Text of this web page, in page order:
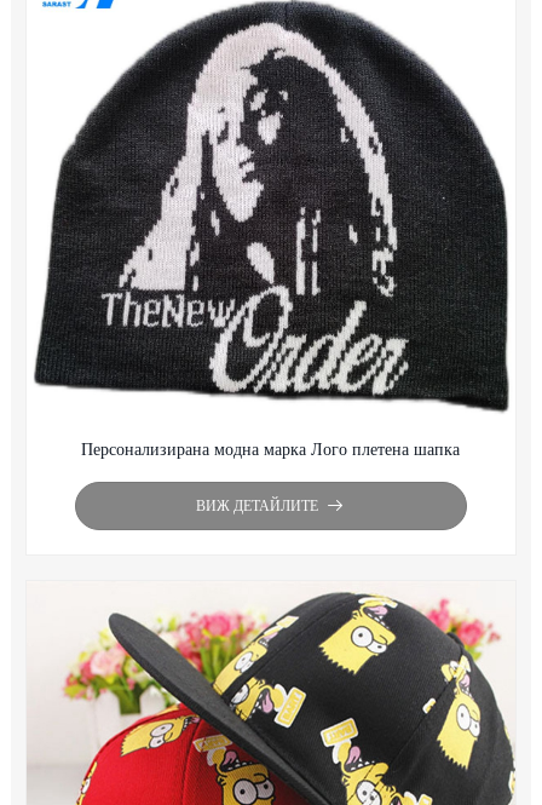
Персонализирана модна марка Лого плетена шапка
ВИЖ ДЕТАЙЛИТЕ